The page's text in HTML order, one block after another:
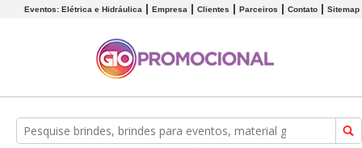
Eventos: Elétrica e Hidráulica Empresa Clientes Parceiros Contato Sitemap